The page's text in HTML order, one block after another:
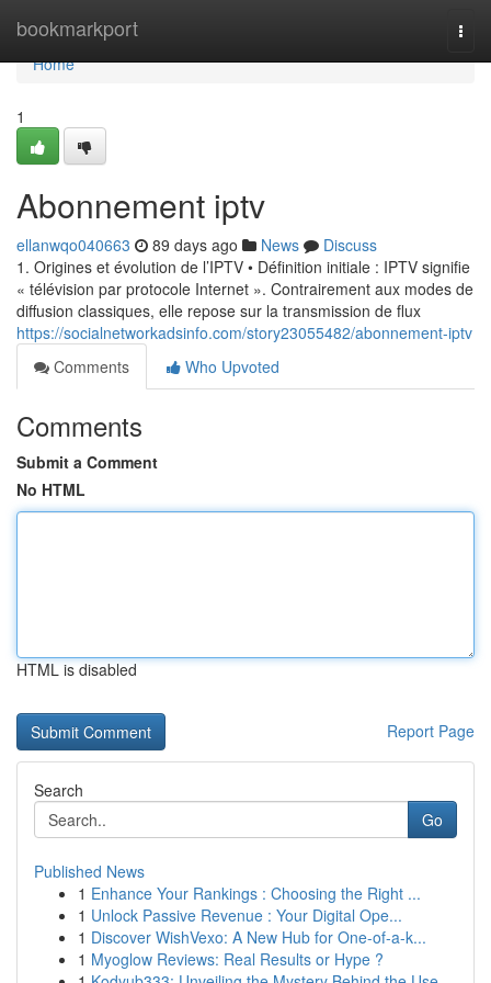
bookmarkport
Home
Home
1
Abonnement iptv
ellanwqo040663 89 days ago News
Discuss
1. Origines et évolution de l’IPTV • Définition initiale : IPTV signifie
« télévision par protocole Internet ». Contrairement aux modes de
diffusion classiques, elle repose sur la transmission de flux
https://socialnetworkadsinfo.com/story23055482/abonnement-iptv
Comments
Who Upvoted
Comments
Submit a Comment
No HTML
HTML is disabled
Report Page
Search
Go
Published News
1 Enhance Your Rankings : Choosing the Right ...
1 Unlock Passive Revenue : Your Digital Ope...
1 Discover WishVexo: A New Hub for One-of-a-k...
1 Myoglow Reviews: Real Results or Hype ?